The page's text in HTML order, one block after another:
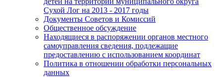
Сухой Лог на 2013 - 2017 годы
Документы Советов и Комиссий
Общественное обсуждение
Находящиеся в распоряжении органов местного
самоуправления сведения, подлежащие
предоставлению с использованием координат
Политика в отношении обработки персональных
данных